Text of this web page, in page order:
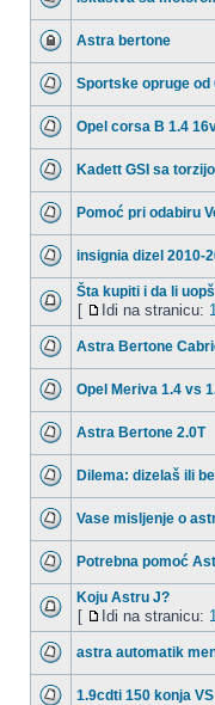
Astra bertone
Sportske opruge od
Opel corsa B 1.4
Kadett GSI sa
Pomoć pri odabiru
insignia dizel 2010-
Šta kupiti i da li
[ Idi na stranicu:
Astra Bertone
Opel Meriva 1.4 vs
Astra Bertone 2.0T
Dilema: dizelaš ili
Vase misljenje o
Potrebna pomoć
Koju Astru J?
[ Idi na stranicu:
astra automatik
1.9cdti 150 konja